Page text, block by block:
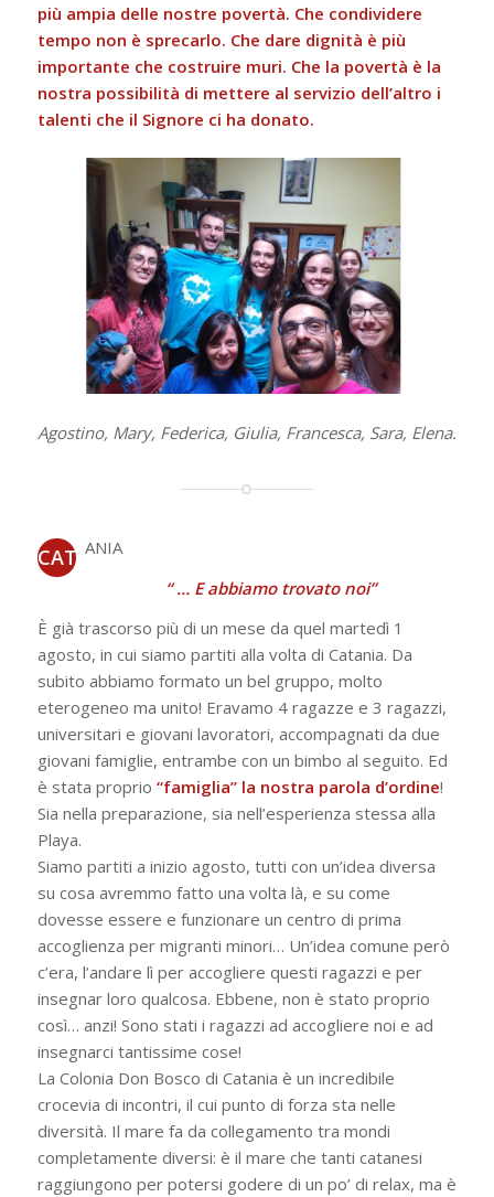
più ampia delle nostre povertà. Che condividere
tempo non è sprecarlo. Che dare dignità è più
importante che costruire muri. Che la povertà è la
nostra possibilità di mettere al servizio dell’altro i
talenti che il Signore ci ha donato.
Agostino, Mary, Federica, Giulia, Francesca, Sara, Elena.
CAT ANIA
“ … E abbiamo trovato noi”
È già trascorso più di un mese da quel martedì 1
agosto, in cui siamo partiti alla volta di Catania. Da
subito abbiamo formato un bel gruppo, molto
eterogeneo ma unito! Eravamo 4 ragazze e 3 ragazzi,
universitari e giovani lavoratori, accompagnati da due
giovani famiglie, entrambe con un bimbo al seguito. Ed
è stata proprio “famiglia” la nostra parola d’ordine!
Sia nella preparazione, sia nell’esperienza stessa alla
Playa.
Siamo partiti a inizio agosto, tutti con un’idea diversa
su cosa avremmo fatto una volta là, e su come
dovesse essere e funzionare un centro di prima
accoglienza per migranti minori… Un’idea comune però
c’era, l’andare lì per accogliere questi ragazzi e per
insegnar loro qualcosa. Ebbene, non è stato proprio
così… anzi! Sono stati i ragazzi ad accogliere noi e ad
insegnarci tantissime cose!
La Colonia Don Bosco di Catania è un incredibile
crocevia di incontri, il cui punto di forza sta nelle
diversità. Il mare fa da collegamento tra mondi
completamente diversi: è il mare che tanti catanesi
raggiungono per potersi godere di un po’ di relax, ma è